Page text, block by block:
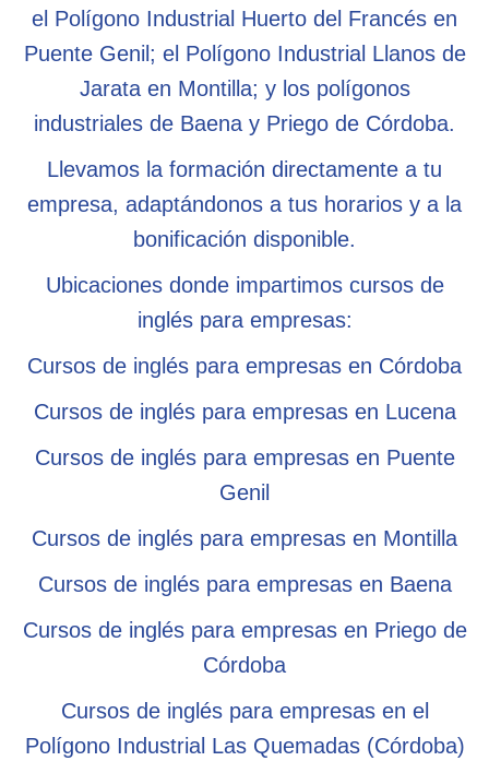
el Polígono Industrial Huerto del Francés en
Puente Genil; el Polígono Industrial Llanos de
Jarata en Montilla; y los polígonos
industriales de Baena y Priego de Córdoba.
Llevamos la formación directamente a tu
empresa, adaptándonos a tus horarios y a la
bonificación disponible.
Ubicaciones donde impartimos cursos de
inglés para empresas:
Cursos de inglés para empresas en Córdoba
Cursos de inglés para empresas en Lucena
Cursos de inglés para empresas en Puente
Genil
Cursos de inglés para empresas en Montilla
Cursos de inglés para empresas en Baena
Cursos de inglés para empresas en Priego de
Córdoba
Cursos de inglés para empresas en el
Polígono Industrial Las Quemadas (Córdoba)